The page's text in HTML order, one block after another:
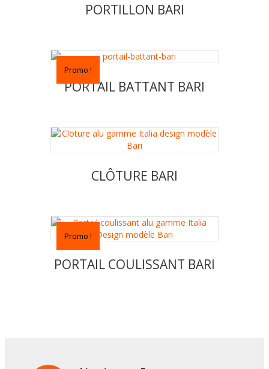
PORTILLON BARI
Promo !
PORTAIL BATTANT BARI
CLÔTURE BARI
Promo !
PORTAIL COULISSANT BARI